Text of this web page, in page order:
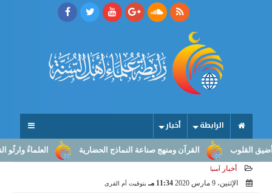
الرابطة أخبار
العلماءُ وارثُو النبوّة: القرآن ومنهج صناعة النماذج الحضارية
أخبار آسيا
الإثنين، 9 مارس 2020 11:34 مـ بتوقيت أم القرى